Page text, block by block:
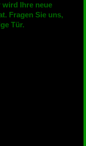
wird Ihre neue
Fragen Sie uns,
Tür.